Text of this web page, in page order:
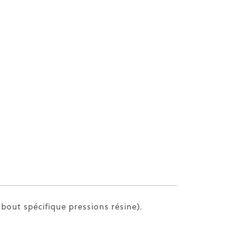
spécifique pressions résine).